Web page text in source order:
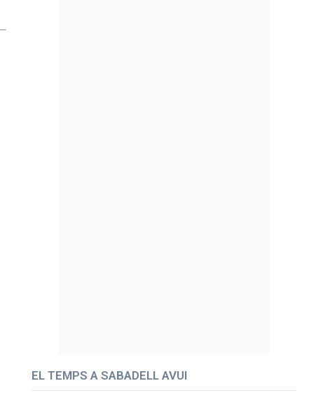
EL TEMPS A SABADELL AVUI